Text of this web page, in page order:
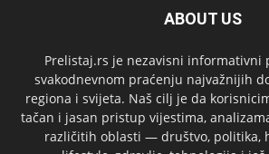
ABOUT US
Prelistaj.rs je nezavisni informativni
svakodnevnom praćenju najvažnijih
regiona i svijeta. Naš cilj je da
tačan i jasan pristup vijestima,
različitih oblasti — društvo, politika,